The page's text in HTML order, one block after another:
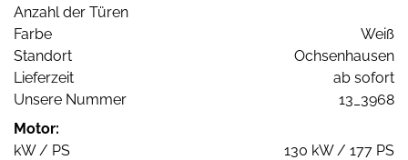
Anzahl der Türen
Farbe
Weiß
Standort
Ochsenhausen
Lieferzeit
ab sofort
Unsere Nummer
13_3968
Motor:
kW / PS
130 kW / 177 PS